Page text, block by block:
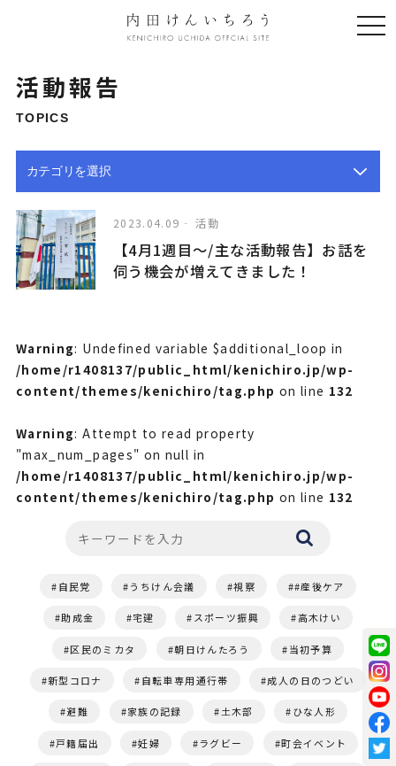
活動報告
TOPICS
2023.04.09 活動
【4月1週目〜/主な活動報告】お話を
伺う機会が増えてきました！
Warning: Undefined variable $additional_loop in
/home/r1408137/public_html/kenichiro.jp/wp-
content/themes/kenichiro/tag.php on line 132
Warning: Attempt to read property
"max_num_pages" on null in
/home/r1408137/public_html/kenichiro.jp/wp-
content/themes/kenichiro/tag.php on line 132
自民党 うちけん会議 視察 #産後ケア
助成金 宅建 スポーツ振興 高木けい
区民のミカタ 朝日けんたろう 当初予算
新型コロナ 自転車専用通行帯 成人の日のつどい
避難 家族の記録 土木部 ひな人形
戸籍届出 妊婦 ラグビー 町会イベント